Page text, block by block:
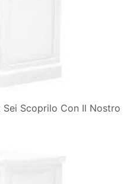
Sei Scoprilo Con Il Nostro